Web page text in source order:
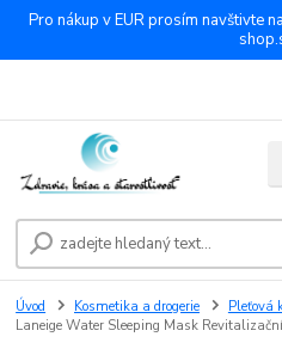
Pro nákup v EUR prosím navštivte
Úvod Kosmetika a drogerie Pleťová
Laneige Water Sleeping Mask